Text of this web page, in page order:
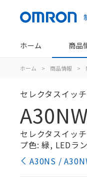
ホーム 商品
ホーム > 商品情報 >
セレクタスイッチ
セレクタスイッ
プ色: 緑, LEDラ
A30NS /